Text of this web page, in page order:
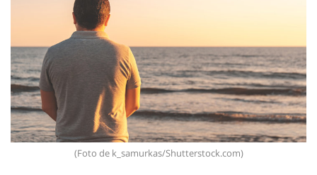
(Foto de k_samurkas/Shutterstock.com)